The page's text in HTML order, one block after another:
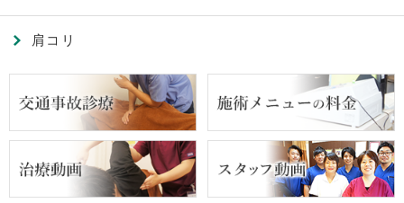
肩コリ